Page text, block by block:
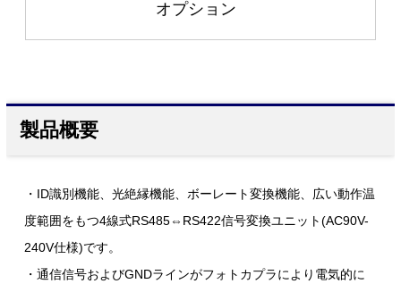
オプション
製品概要
・ID識別機能、光絶縁機能、ボーレート変換機能、広い動作温
度範囲をもつ4線式RS485⇔RS422信号変換ユニット(AC90V-
240V仕様)です。
・通信信号およびGNDラインがフォトカプラにより電気的に